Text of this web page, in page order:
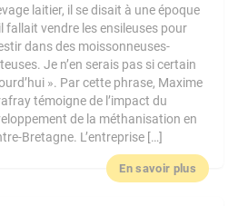
laitier, il se disait à une époque
fallait vendre les ensileuses pour
dans des moissonneuses-
Je n’en serais pas si certain
». Par cette phrase, Maxime
témoigne de l’impact du
de la méthanisation en
Bretagne. L’entreprise […]
En savoir plus